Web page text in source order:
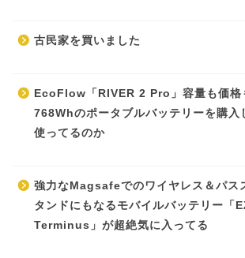
古民家を買いました
EcoFlow「RIVER 2 Pro」容量も価格
768Whのポータブルバッテリーを購入
使ってるのか
強力なMagsafeでのワイヤレス＆パス
タンドにもなるモバイルバッテリー
Terminus」が超絶気に入ってる